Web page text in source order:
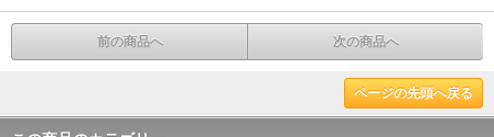
前の商品へ 次の商品へ
ページの先頭へ戻る